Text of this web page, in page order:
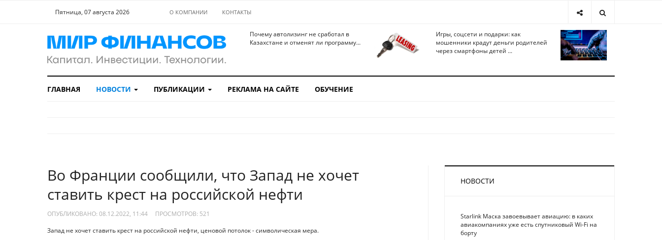
Пятница, 07 августа 2026 О КОМПАНИИ КОНТАКТЫ
Почему автолизинг не сработал в
Казахстане и отменят ли программу...
Игры, соцсети и подарки: как
мошенники крадут деньги родителей
через смартфоны детей ...
ГЛАВНАЯ НОВОСТИ ПУБЛИКАЦИИ РЕКЛАМА НА САЙТЕ ОБУЧЕНИЕ
Во Франции сообщили, что Запад не хочет
ставить крест на российской нефти
ОПУБЛИКОВАНО: 08.12.2022, 11:44 ПРОСМОТРОВ: 521
Запад не хочет ставить крест на российской нефти, ценовой потолок - символическая мера.
НОВОСТИ
Starlink Маска завоевывает авиацию: в каких
авиакомпаниях уже есть спутниковый Wi-Fi на
борту